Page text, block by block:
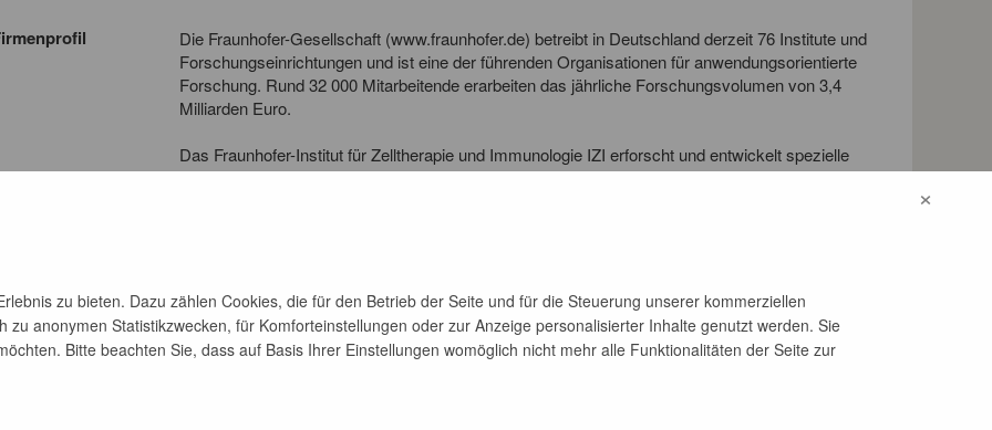
Die Fraunhofer-Gesellschaft (www.fraunhofer.de) betreibt in Deutschland derzeit 76 Institute und
Forschungseinrichtungen und ist eine der führenden Organisationen für anwendungsorientierte
Forschung. Rund 32 000 Mitarbeitende erarbeiten das jährliche Forschungsvolumen von 3,4
Milliarden Euro.
Das Fraunhofer-Institut für Zelltherapie und Immunologie IZI erforscht und entwickelt spezielle
Problemlösungen an den Schnittstellen von Medizin, Biowissenschaften und
zurück
×
zu bieten. Dazu zählen Cookies, die für den Betrieb der Seite und für die Steuerung unserer kommerziellen
anonymen Statistikzwecken, für Komforteinstellungen oder zur Anzeige personalisierter Inhalte genutzt werden. Sie
Bitte beachten Sie, dass auf Basis Ihrer Einstellungen womöglich nicht mehr alle Funktionalitäten der Seite zur